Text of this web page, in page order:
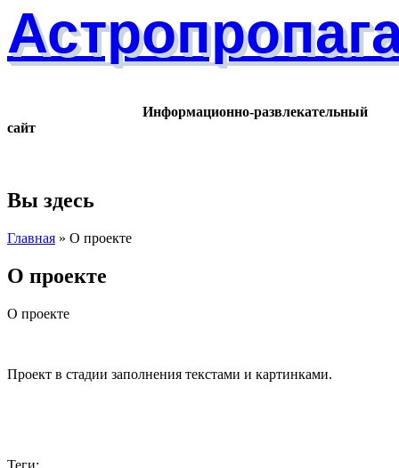
Информационно-развлекательный
сайт
Вы здесь
Главная » О проекте
О проекте
О проекте
Проект в стадии заполнения текстами и картинками.
Теги: